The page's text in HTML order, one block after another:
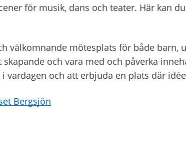
för musik, dans och teater. Här kan
välkomnande mötesplats för både barn,
och vara med och påverka
vardagen och att erbjuda en plats där
Bergsjön